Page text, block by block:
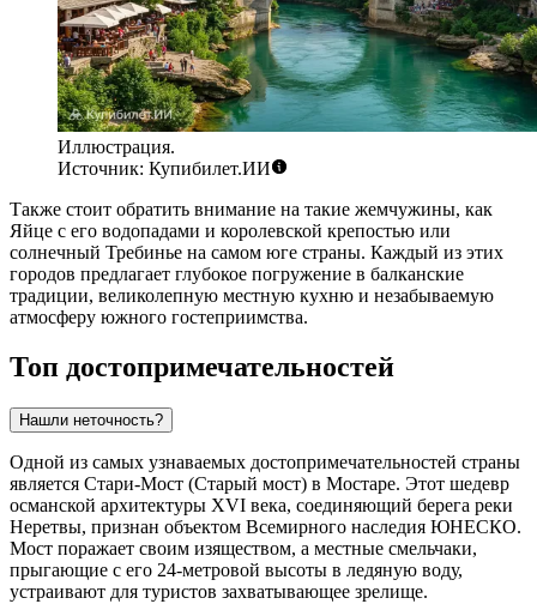
Иллюстрация.
Источник: Купибилет.ИИ
Также стоит обратить внимание на такие жемчужины, как
Яйце с его водопадами и королевской крепостью или
солнечный Требинье на самом юге страны. Каждый из этих
городов предлагает глубокое погружение в балканские
традиции, великолепную местную кухню и незабываемую
атмосферу южного гостеприимства.
Топ достопримечательностей
Нашли неточность?
Одной из самых узнаваемых достопримечательностей страны
является Стари-Мост (Старый мост) в Мостаре. Этот шедевр
османской архитектуры XVI века, соединяющий берега реки
Неретвы, признан объектом Всемирного наследия ЮНЕСКО.
Мост поражает своим изяществом, а местные смельчаки,
прыгающие с его 24-метровой высоты в ледяную воду,
устраивают для туристов захватывающее зрелище.